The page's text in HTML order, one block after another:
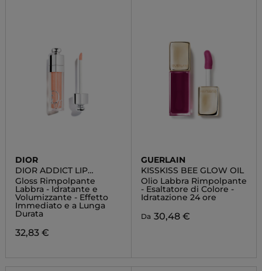
DIOR
DIOR ADDICT LIP
MAXIMIZER
Gloss Rimpolpante
Labbra - Idratante e
Volumizzante - Effetto
Immediato e a Lunga
Durata
32,83 €
GUERLAIN
KISSKISS BEE GLOW OIL
Olio Labbra Rimpolpante
- Esaltatore di Colore -
Idratazione 24 ore
Da 30,48 €